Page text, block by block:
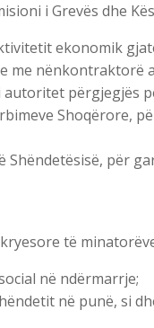
i Grevës dhe
ekonomik
me nënkontraktorë
përgjegjës
Shoqërore,
Shëndetësisë, për
të
në ndërmarrje;
në punë, si